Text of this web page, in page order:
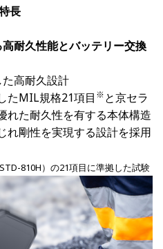
長
耐久性能とバッテリー交換
た高耐久設計
たMIL規格21項目 ※と京セラ
れた耐久性を有する本体構造
れ剛性を実現する設計を採用
810H）の21項目に準拠した試験